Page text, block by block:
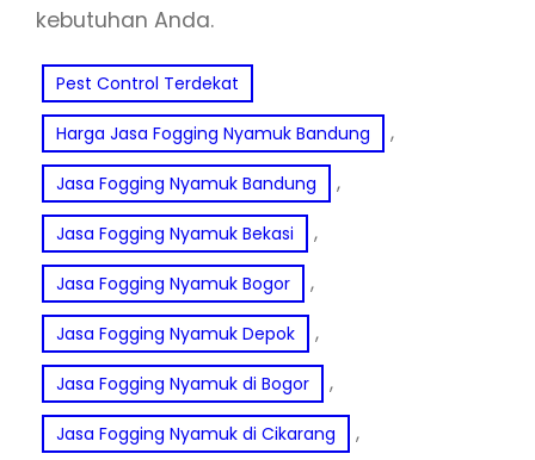
kebutuhan Anda.
Pest Control Terdekat
Harga Jasa Fogging Nyamuk Bandung ,
Jasa Fogging Nyamuk Bandung ,
Jasa Fogging Nyamuk Bekasi ,
Jasa Fogging Nyamuk Bogor ,
Jasa Fogging Nyamuk Depok ,
Jasa Fogging Nyamuk di Bogor ,
Jasa Fogging Nyamuk di Cikarang ,